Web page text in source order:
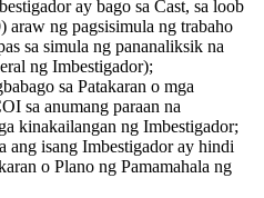
ay bago sa Cast, sa loob
araw ng pagsisimula ng trabaho
sa simula ng pananaliksik na
ng Imbestigador);
sa Patakaran o mga
sa anumang paraan na
kinakailangan ng Imbestigador;
ang isang Imbestigador ay hindi
o Plano ng Pamamahala ng